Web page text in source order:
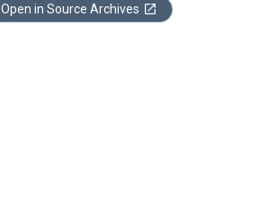
Open in Source Archives